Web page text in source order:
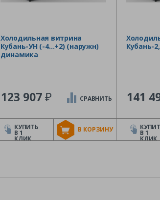
Холодильная витрина
Кубань-УН (-4…+2) (наружн)
динамика
123 907₽
В КОРЗИНУ
СРАВНИТЬ
КУПИТЬ
В 1
КЛИК
Кубань-
141
В 1
КЛИК